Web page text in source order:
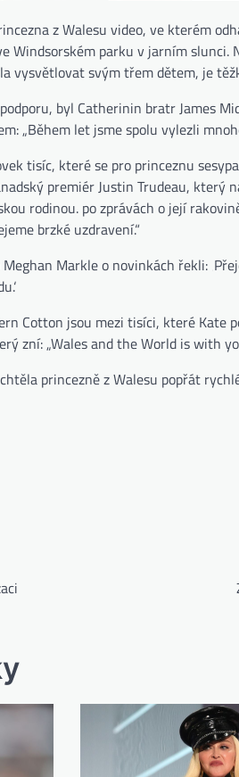
z Walesu video, ve kterém
Windsorském parku v jarním
vysvětlovat svým třem dětem, je
byl Catherinin bratr James
„Během let jsme spolu vylezli
tisíc, které se pro princeznu
premiér Justin Trudeau, který
rodinou. po zprávách o její
brzké uzdravení.“
Markle o novinkách řekli:
Cotton jsou mezi tisíci, které Kate
zní: „Wales and the World is with
princezně z Walesu popřát